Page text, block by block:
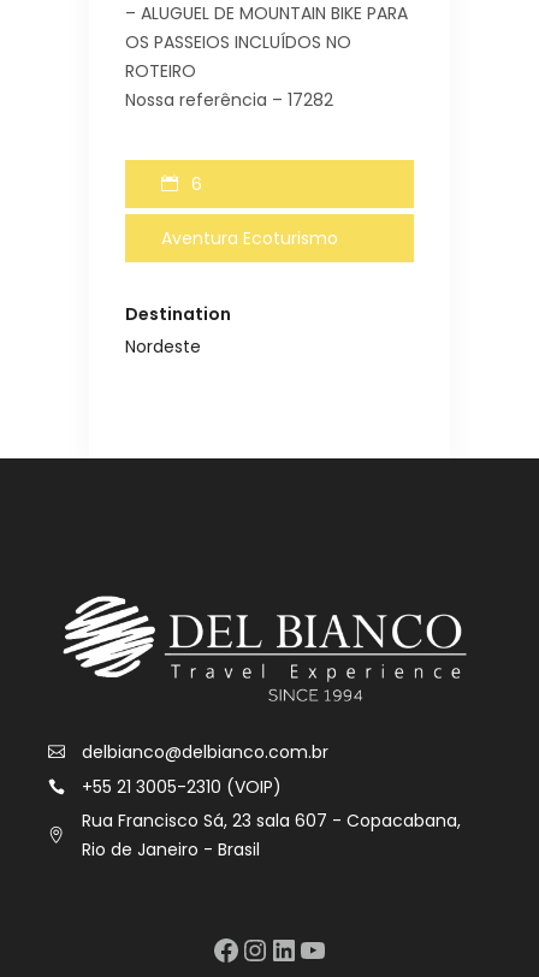
– ALUGUEL DE MOUNTAIN BIKE PARA
OS PASSEIOS INCLUÍDOS NO
ROTEIRO
Nossa referência – 17282
6
Aventura Ecoturismo
Destination
Nordeste
delbianco@delbianco.com.br
+55 21 3005-2310 (VOIP)
Rua Francisco Sá, 23 sala 607 - Copacabana,
Rio de Janeiro - Brasil
Facebook
Instagram
LinkedIn
YouTube